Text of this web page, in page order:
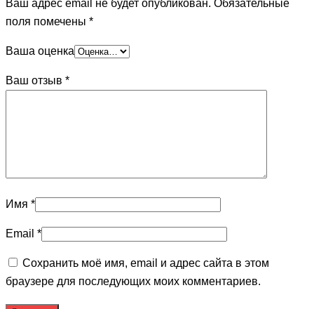
Ваш адрес email не будет опубликован. Обязательные
поля помечены *
Ваша оценка
Ваш отзыв *
Имя *
Email *
Сохранить моё имя, email и адрес сайта в этом
браузере для последующих моих комментариев.